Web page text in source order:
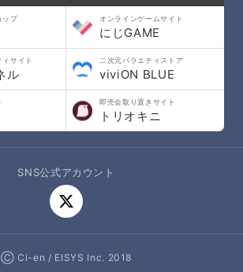
ップ オンラインゲームサイト
にじGAME
サイト
ル
二次元バラエティストア
viviON BLUE
即売会取り置きサイト
トリオキニ
SNS公式アカウント
Ⓒ Ci-en / EISYS Inc. 2018